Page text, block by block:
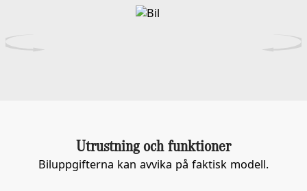
Utrustning och funktioner
Biluppgifterna kan avvika på faktisk modell.